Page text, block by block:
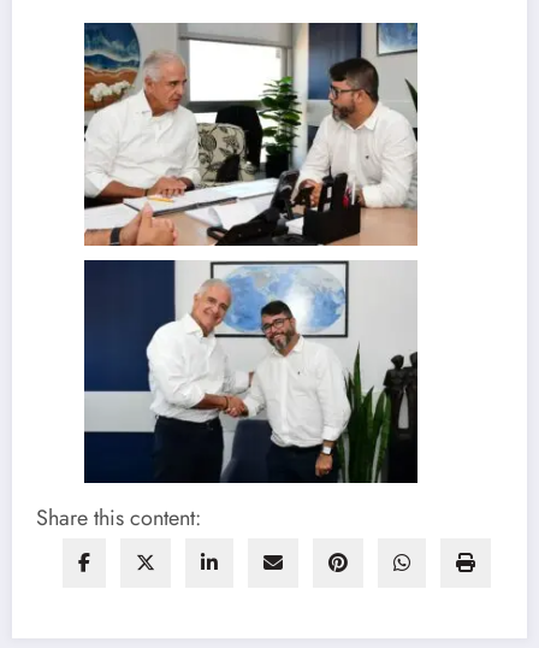
Share this content: